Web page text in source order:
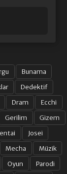
Bunama
Dedektif
Dram
Ecchi
Gerilim
Gizem
Josei
Mecha
Müzik
Oyun
Parodi